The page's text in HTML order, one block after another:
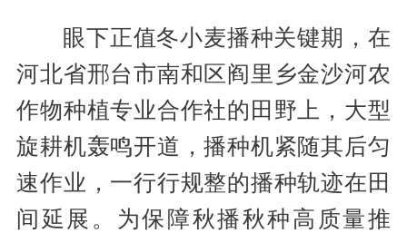
眼下正值冬小麦播种关键期，在
河北省邢台市南和区阎里乡金沙河农
作物种植专业合作社的田野上，大型
旋耕机轰鸣开道，播种机紧随其后匀
速作业，一行行规整的播种轨迹在田
间延展。为保障秋播秋种高质量推